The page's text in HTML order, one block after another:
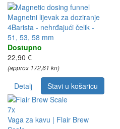
Magnetni lijevak za doziranje
4Barista - nehrđajući čelik -
51, 53, 58 mm
Dostupno
22,90 €
(approx 172,61 kn)
Detalj Stavi u košaricu
7x
Vaga za kavu | Flair Brew